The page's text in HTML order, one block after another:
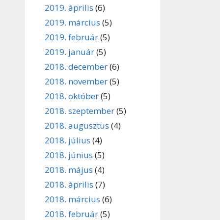
2019. április (6)
2019. március (5)
2019. február(5)
2019. január(5)
2018. december(6)
2018. november(5)
2018. október(5)
2018. szeptember(5)
2018. augusztus (4)
2018. július (4)
2018. június (5)
2018. május (4)
2018. április (7)
2018. március (6)
2018. február(5)